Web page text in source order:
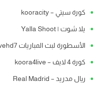
كورة سيتي – kooracity
يلا شوت | Yalla Shoot
الأسطورة لبث المباريات livehd7
كورة 4 لايف – koora4live
ريال مدريد – Real Madrid